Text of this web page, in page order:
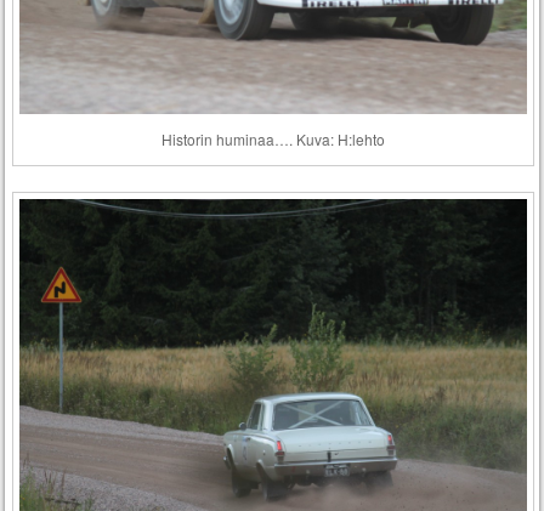
Historin huminaa…. Kuva: H:lehto